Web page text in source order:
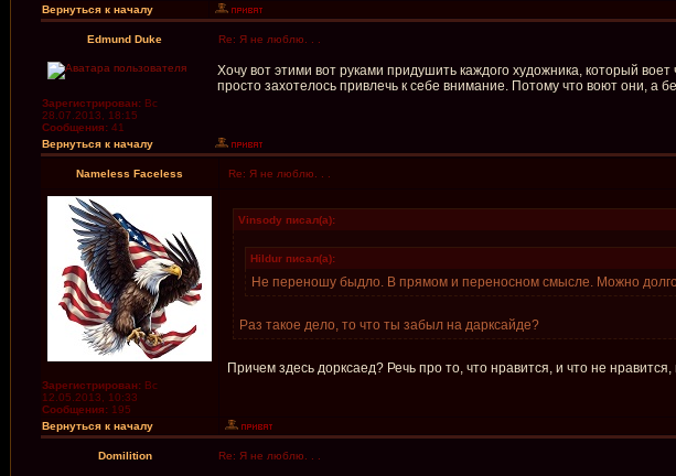
Вернуться к началу
Edmund Duke Re: Я не люблю. . .
Зарегистрирован: Вс
28.07.2013, 18:15
Сообщения: 41
Хочу вот этими вот руками придушить каждого художника, который
просто захотелось привлечь к себе внимание. Потому что воют они,
Вернуться к началу
Nameless Faceless Re: Я не люблю. . .
Зарегистрирован: Вс
12.05.2013, 10:33
Сообщения: 195
Vinsody писал(а):
Hildur писал(а):
Не переношу быдло. В прямом и переносном смысле. Можно долго
Раз такое дело, то что ты забыл на дарксайде?
Причем здесь дорксаед? Речь про то, что нравится, и что не
Вернуться к началу
Domilition Re: Я не люблю. . .